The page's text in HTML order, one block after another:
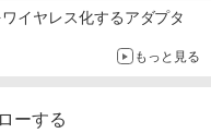
イヤレス化するアダプタ
もっと見る
ーする